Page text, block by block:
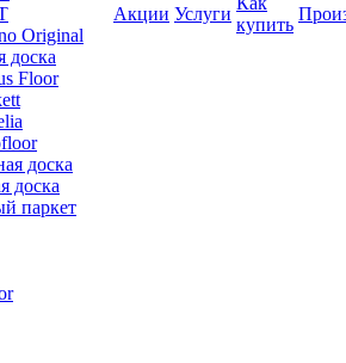
Original
доска
Floor
доска
доска
паркет
Акции Услуги
купить